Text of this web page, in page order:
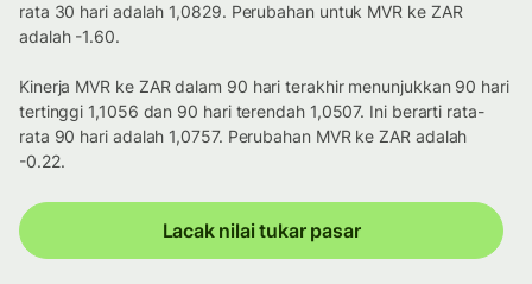
rata 30 hari adalah 1,0829. Perubahan untuk MVR ke ZAR
adalah -1.60.
Kinerja MVR ke ZAR dalam 90 hari terakhir menunjukkan 90 hari
tertinggi 1,1056 dan 90 hari terendah 1,0507. Ini berarti rata-
rata 90 hari adalah 1,0757. Perubahan MVR ke ZAR adalah
-0.22.
Lacak nilai tukar pasar